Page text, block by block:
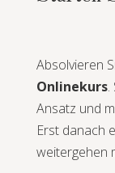
Absolvieren
Onlinekurs.
Ansatz und
Erst danach
weitergehen